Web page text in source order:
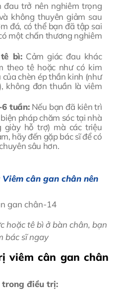
trở nên nghiêm trọng
không thuyên giảm sau
đá, có thể bạn đã tập sai
một chấn thương nghiêm
bì:Cảm giác đau khác
theo tê hoặc như có kim
chèn ép thần kinh (như
không đơn thuần là viêm
tuần:Nếu bạn đã kiên trì
pháp chăm sóc tại nhà
giày hỗ trợ) mà các triệu
hãy đến gặp bác sĩ để có
sâu hơn.
Viêm cân gan chân nên
hoặc tê bì ở bàn chân, bạn
bác sĩ ngay
viêm cân gan chân
điều trị: